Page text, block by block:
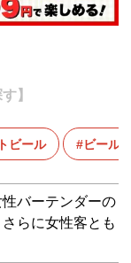
】
ビール ビール
性バーテンダーの
らに女性客とも